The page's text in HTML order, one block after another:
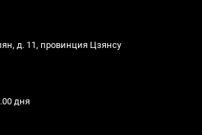
д. 11, провинция Цзянсу
дня